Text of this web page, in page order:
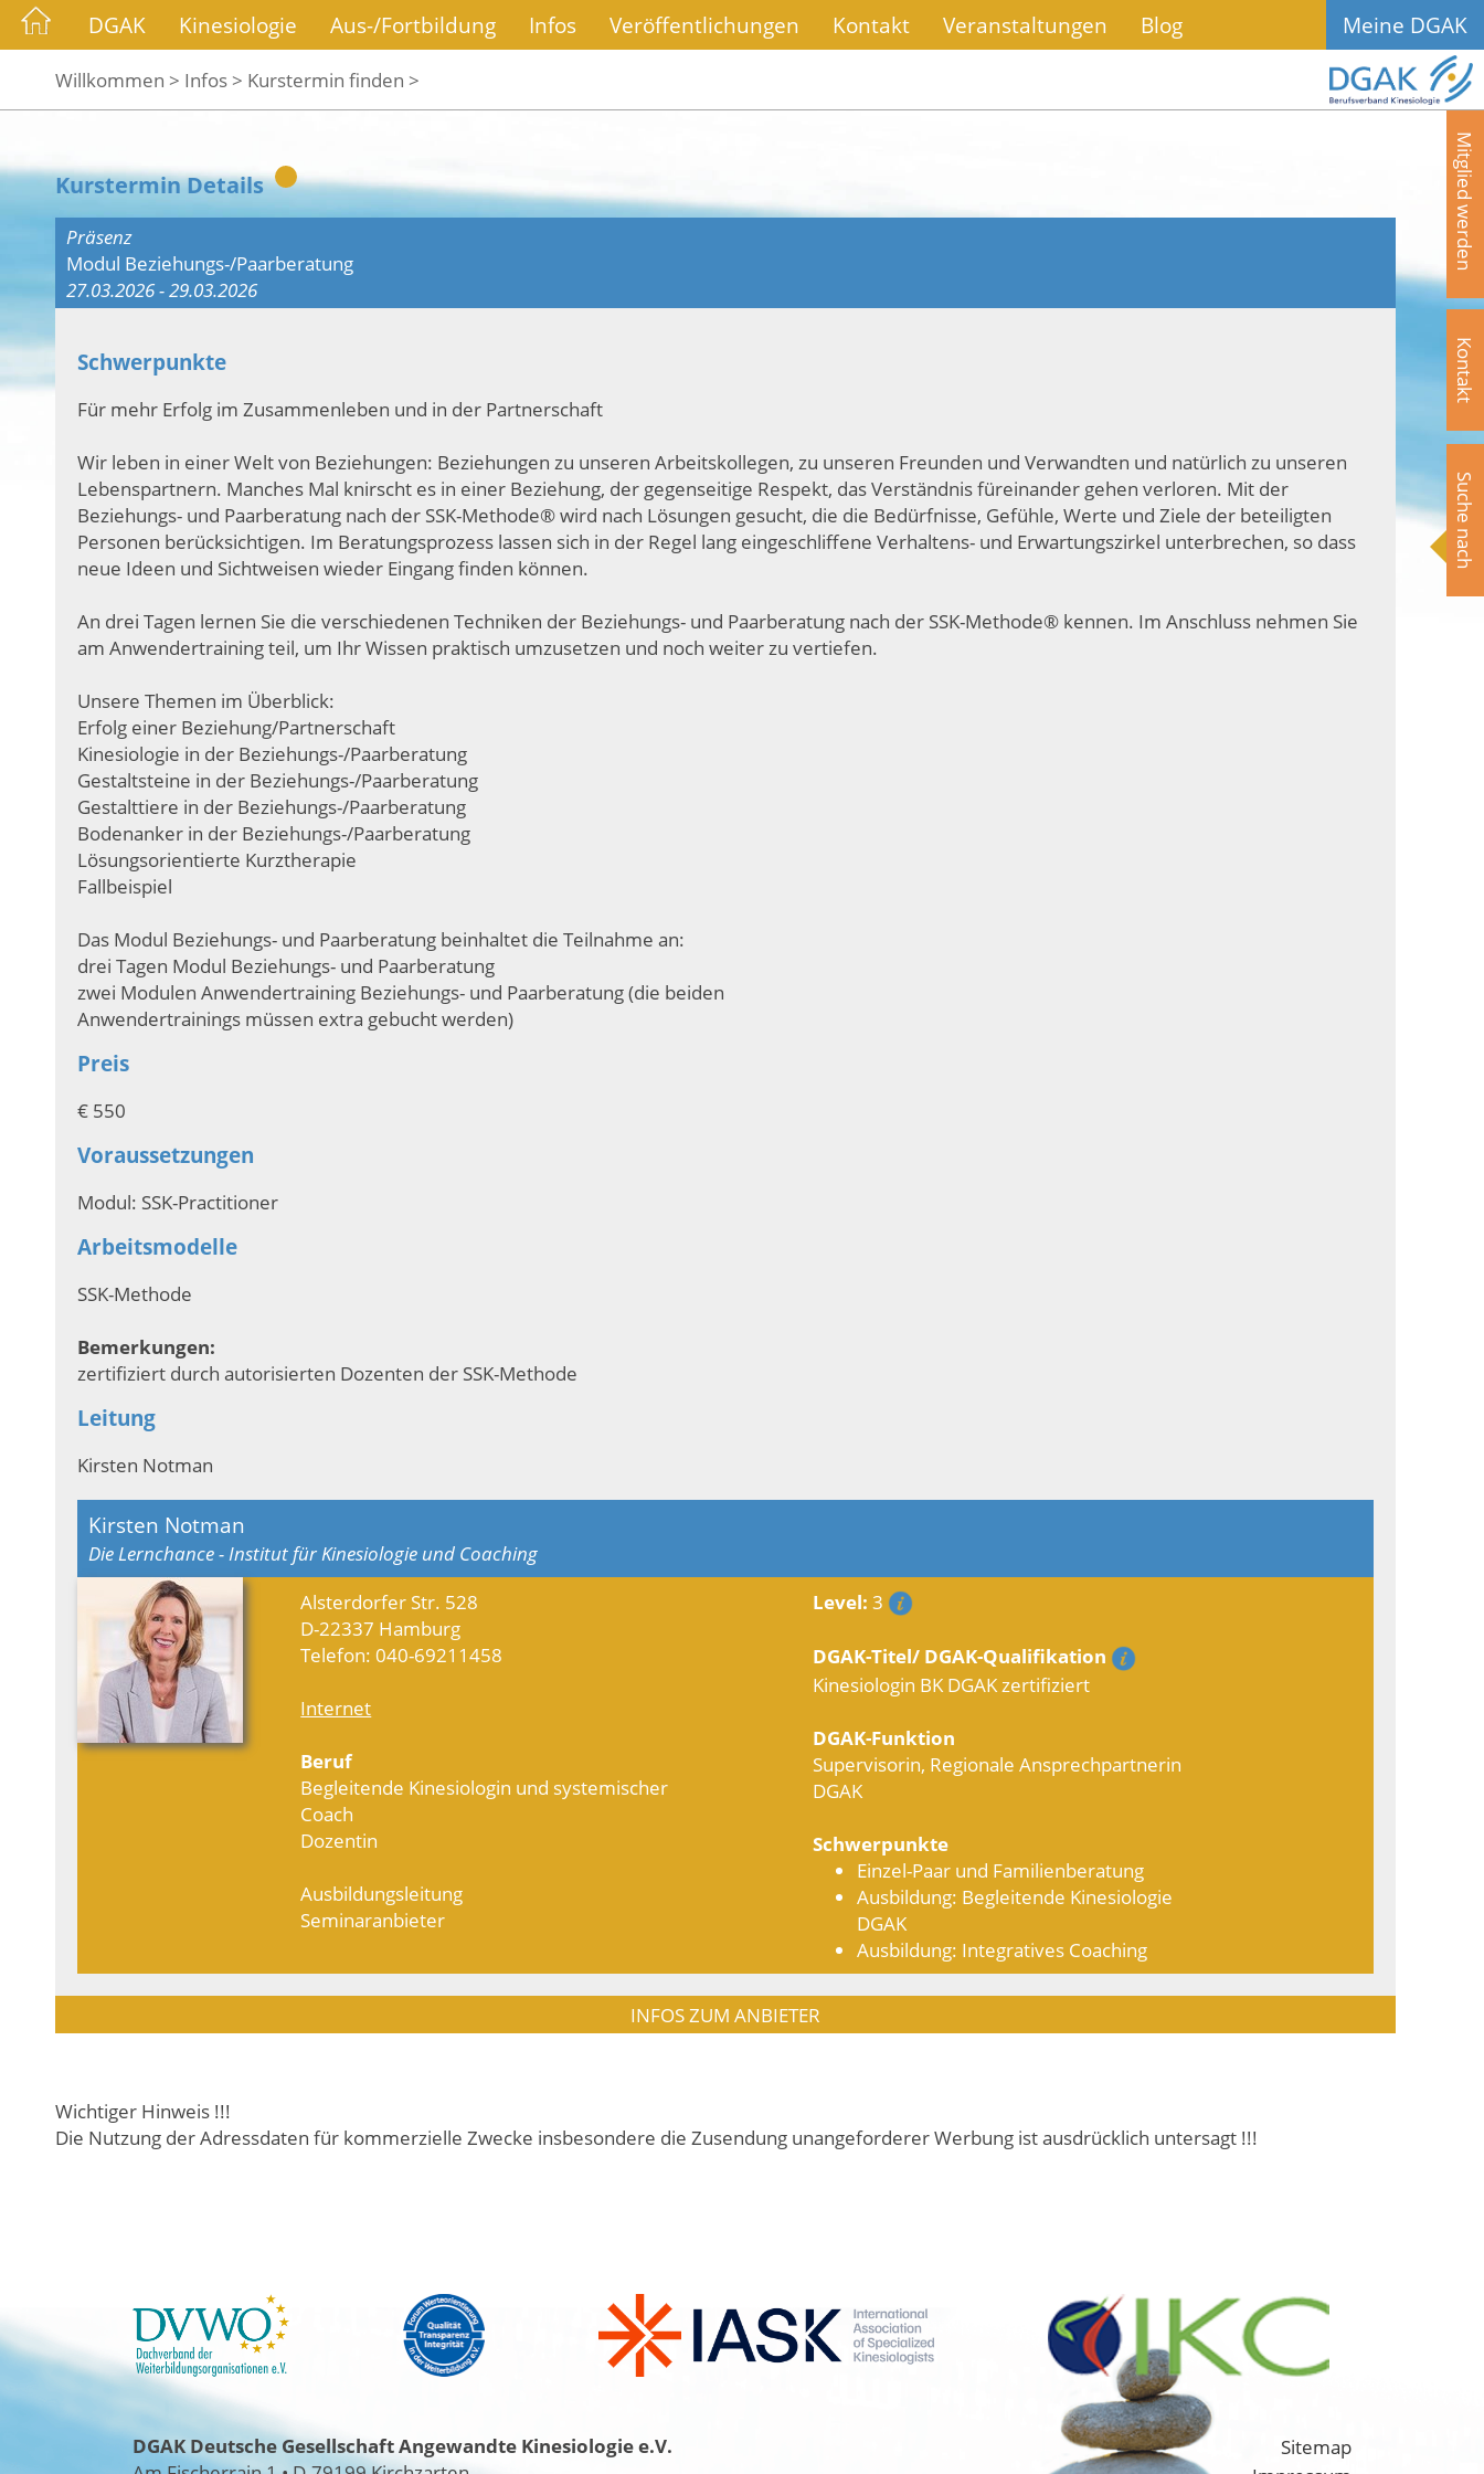
DGAK Kinesiologie Aus-/Fortbildung Infos Veröffentlichungen Kontakt Veranstaltungen Blog Meine DGAK
Willkommen > Infos > Kurstermin finden >
Mitglied werden
Kontakt
Suche nach
Kurstermin Details
Präsenz
Modul Beziehungs-/Paarberatung
27.03.2026 - 29.03.2026
Schwerpunkte
Für mehr Erfolg im Zusammenleben und in der Partnerschaft
Wir leben in einer Welt von Beziehungen: Beziehungen zu unseren Arbeitskollegen, zu unseren Freunden und Verwandten und natürlich zu unseren
Lebenspartnern. Manches Mal knirscht es in einer Beziehung, der gegenseitige Respekt, das Verständnis füreinander gehen verloren. Mit der
Beziehungs- und Paarberatung nach der SSK-Methode® wird nach Lösungen gesucht, die die Bedürfnisse, Gefühle, Werte und Ziele der beteiligten
Personen berücksichtigen. Im Beratungsprozess lassen sich in der Regel lang eingeschliffene Verhaltens- und Erwartungszirkel unterbrechen, so dass
neue Ideen und Sichtweisen wieder Eingang finden können.
An drei Tagen lernen Sie die verschiedenen Techniken der Beziehungs- und Paarberatung nach der SSK-Methode® kennen. Im Anschluss nehmen Sie
am Anwendertraining teil, um Ihr Wissen praktisch umzusetzen und noch weiter zu vertiefen.
Unsere Themen im Überblick:
Erfolg einer Beziehung/Partnerschaft
Kinesiologie in der Beziehungs-/Paarberatung
Gestaltsteine in der Beziehungs-/Paarberatung
Gestalttiere in der Beziehungs-/Paarberatung
Bodenanker in der Beziehungs-/Paarberatung
Lösungsorientierte Kurztherapie
Fallbeispiel
Das Modul Beziehungs- und Paarberatung beinhaltet die Teilnahme an:
drei Tagen Modul Beziehungs- und Paarberatung
zwei Modulen Anwendertraining Beziehungs- und Paarberatung (die beiden
Anwendertrainings müssen extra gebucht werden)
Preis
€ 550
Voraussetzungen
Modul: SSK-Practitioner
Arbeitsmodelle
SSK-Methode
Bemerkungen:
zertifiziert durch autorisierten Dozenten der SSK-Methode
Leitung
Kirsten Notman
Kirsten Notman
Die Lernchance - Institut für Kinesiologie und Coaching
Alsterdorfer Str. 528
D-22337 Hamburg
Telefon: 040-69211458
Internet
Beruf
Begleitende Kinesiologin und systemischer
Coach
Dozentin
Ausbildungsleitung
Seminaranbieter
Level: 3
DGAK-Titel/ DGAK-Qualifikation
Kinesiologin BK DGAK zertifiziert
DGAK-Funktion
Supervisorin, Regionale Ansprechpartnerin
DGAK
Schwerpunkte
Einzel-Paar und Familienberatung
Ausbildung: Begleitende Kinesiologie
DGAK
Ausbildung: Integratives Coaching
INFOS ZUM ANBIETER
Wichtiger Hinweis !!!
Die Nutzung der Adressdaten für kommerzielle Zwecke insbesondere die Zusendung unangeforderer Werbung ist ausdrücklich untersagt !!!
DGAKDeutsche Gesellschaft Angewandte Kinesiologie e.V.
Sitemap